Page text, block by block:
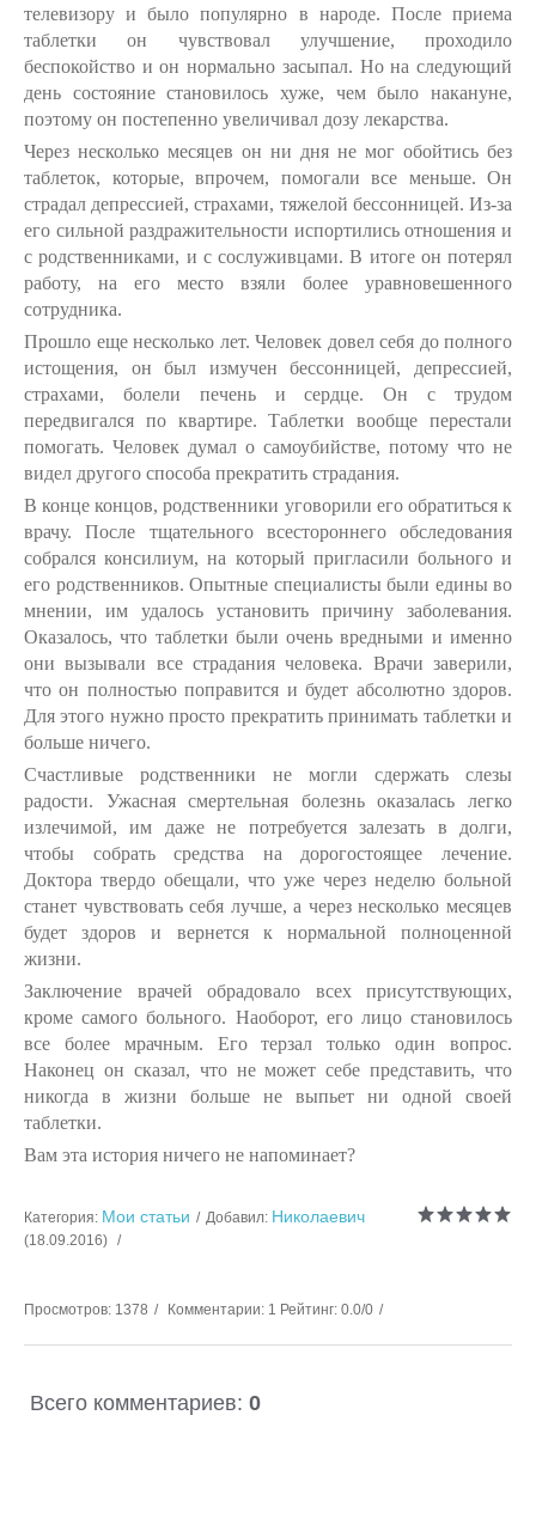
телевизору и было популярно в народе. После приема
таблетки он чувствовал улучшение, проходило
беспокойство и он нормально засыпал. Но на следующий
день состояние становилось хуже, чем было накануне,
поэтому он постепенно увеличивал дозу лекарства.
Через несколько месяцев он ни дня не мог обойтись без
таблеток, которые, впрочем, помогали все меньше. Он
страдал депрессией, страхами, тяжелой бессонницей. Из-за
его сильной раздражительности испортились отношения и
с родственниками, и с сослуживцами. В итоге он потерял
работу, на его место взяли более уравновешенного
сотрудника.
Прошло еще несколько лет. Человек довел себя до полного
истощения, он был измучен бессонницей, депрессией,
страхами, болели печень и сердце. Он с трудом
передвигался по квартире. Таблетки вообще перестали
помогать. Человек думал о самоубийстве, потому что не
видел другого способа прекратить страдания.
В конце концов, родственники уговорили его обратиться к
врачу. После тщательного всестороннего обследования
собрался консилиум, на который пригласили больного и
его родственников. Опытные специалисты были едины во
мнении, им удалось установить причину заболевания.
Оказалось, что таблетки были очень вредными и именно
они вызывали все страдания человека. Врачи заверили,
что он полностью поправится и будет абсолютно здоров.
Для этого нужно просто прекратить принимать таблетки и
больше ничего.
Счастливые родственники не могли сдержать слезы
радости. Ужасная смертельная болезнь оказалась легко
излечимой, им даже не потребуется залезать в долги,
чтобы собрать средства на дорогостоящее лечение.
Доктора твердо обещали, что уже через неделю больной
станет чувствовать себя лучше, а через несколько месяцев
будет здоров и вернется к нормальной полноценной
жизни.
Заключение врачей обрадовало всех присутствующих,
кроме самого больного. Наоборот, его лицо становилось
все более мрачным. Его терзал только один вопрос.
Наконец он сказал, что не может себе представить, что
никогда в жизни больше не выпьет ни одной своей
таблетки.
Вам эта история ничего не напоминает?
Категория: Мои статьи Добавил: Николаевич
(18.09.2016)
Просмотров: 1378 Комментарии: 1 Рейтинг: 0.0/0
Всего комментариев: 0